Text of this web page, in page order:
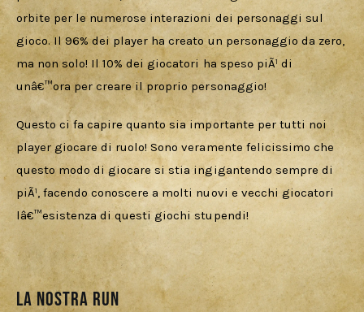
orbite per le numerose interazioni dei personaggi sul
gioco. Il 96% dei player ha creato un personaggio da zero,
ma non solo! Il 10% dei giocatori ha speso piÃ¹ di
unâ€™ora per creare il proprio personaggio!
Questo ci fa capire quanto sia importante per tutti noi
player giocare di ruolo! Sono veramente felicissimo che
questo modo di giocare si stia ingigantendo sempre di
piÃ¹, facendo conoscere a molti nuovi e vecchi giocatori
lâ€™esistenza di questi giochi stupendi!
La nostra run